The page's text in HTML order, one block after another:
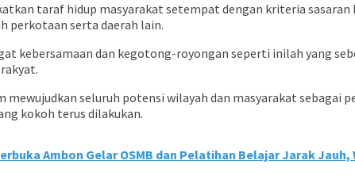
taraf hidup masyarakat setempat dengan kriteria
perkotaan serta daerah lain.
kebersamaan dan kegotong-royongan seperti inilah yang
mewujudkan seluruh potensi wilayah dan masyarakat
kokoh terus dilakukan.
Ambon Gelar OSMB dan Pelatihan Belajar Jarak